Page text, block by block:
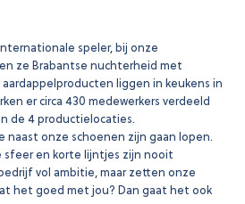
speler, bij onze
ze Brabantse nuchterheid met
liggen in keukens in
er circa 430 medewerkers verdeeld
de 4 productielocaties.
onze schoenen zijn gaan lopen.
sfeer en korte lijntjes zijn nooit
vol ambitie, maar zetten onze
het goed met jou? Dan gaat het ook